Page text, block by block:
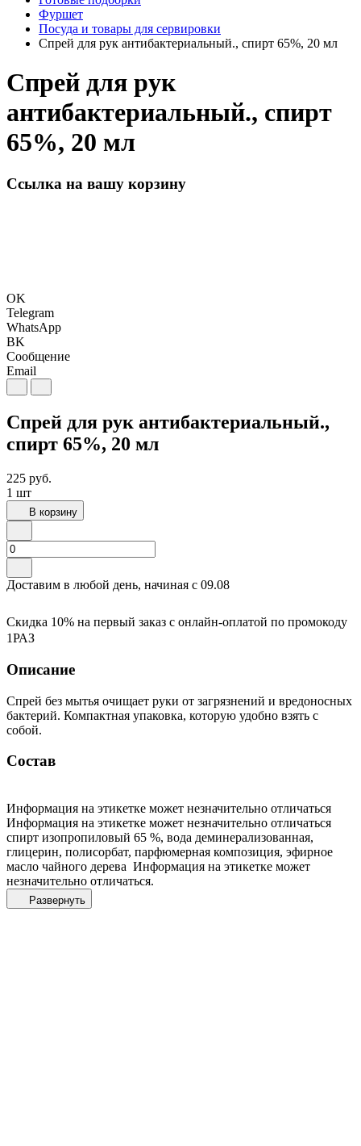
Фуршет
Посуда и товары для сервировки
Спрей для рук антибактериальный., спирт 65%, 20 мл
Спрей для рук
антибактериальный., спирт
65%, 20 мл
Ссылка на вашу корзину
OK
Telegram
WhatsApp
BK
Сообщение
Email
Спрей для рук антибактериальный.,
спирт 65%, 20 мл
225 руб.
1 шт
В корзину
Доставим в любой день, начиная с 09.08
Скидка 10% на первый заказ с онлайн-оплатой по промокоду
1РАЗ
Описание
Спрей без мытья очищает руки от загрязнений и вредоносных
бактерий. Компактная упаковка, которую удобно взять с
собой.
Состав
Информация на этикетке может незначительно отличаться
Информация на этикетке может незначительно отличаться
спирт изопропиловый 65 %, вода деминерализованная,
глицерин, полисорбат, парфюмерная композиция, эфирное
масло чайного дерева Информация на этикетке может
незначительно отличаться.
Развернуть